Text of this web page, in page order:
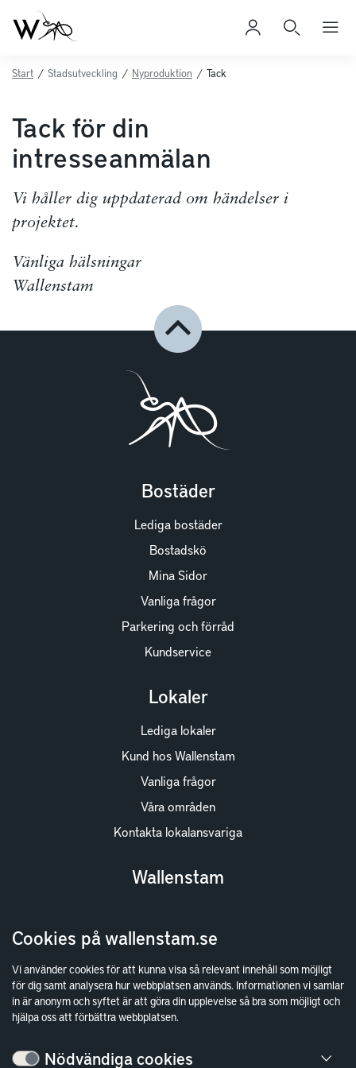
Cookies på wallenstam.se
Vi använder cookies för att kunna visa så relevant innehåll som möjligt
för dig samt analysera hur webbplatsen används. Informationen vi samlar
in är anonym och syftet är att göra din upplevelse så bra som möjligt och
hjälpa oss att förbättra webbplatsen.
Nödvändiga cookies
Start / Stadsutveckling / Nyproduktion / Tack
Tack för din
intresseanmälan
Vi håller dig uppdaterad om händelser i
projektet.
Vänliga hälsningar
Wallenstam
Bostäder
Lediga bostäder
Bostadskö
Mina Sidor
Vanliga frågor
Parkering och förråd
Kundservice
Lokaler
Lediga lokaler
Kund hos Wallenstam
Vanliga frågor
Våra områden
Kontakta lokalansvariga
Wallenstam
Finansiella rapporter
Sök fakturamottagare
Våra fastigheter
Hållbarhet